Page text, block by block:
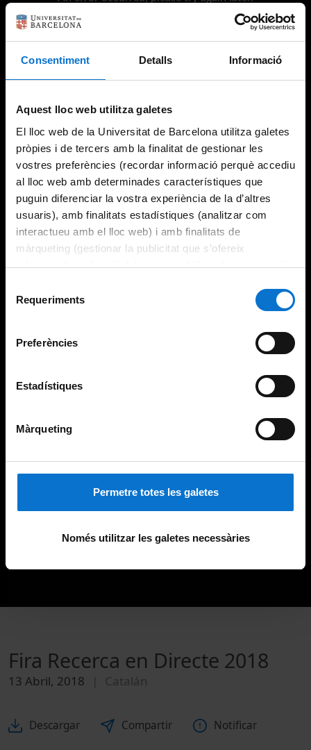
Consentiment Detalls Informació
Aquest lloc web utilitza galetes
El lloc web de la Universitat de Barcelona utilitza galetes
pròpies i de tercers amb la finalitat de gestionar les
vostres preferències (recordar informació perquè accediu
al lloc web amb determinades característiques que
puguin diferenciar la vostra experiència de la d’altres
usuaris), amb finalitats estadístiques (analitzar com
interactueu amb el lloc web) i amb finalitats de
màrqueting (gestionar la publicitat que s’ofereix
adequant-la en funció dels vostres hàbits de navegació).
consultar laPolítica de galetes del lloc web de la
Requeriments
Preferències
Estadístiques
Màrqueting
Permetre totes les galetes
Només utilitzar les galetes necessàries
Try again
Fira Recerca en Directe 2018
13 Abril, 2018 Catalán
Descargar Compartir Notificar